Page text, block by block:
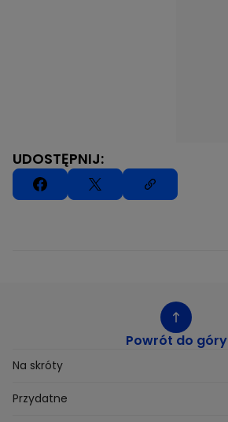
UDOSTĘPNIJ:
Powrót do góry
Na skróty
Etyka
Przydatne